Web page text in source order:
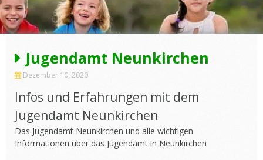
Jugendamt Neunkirchen
Dezember 10, 2020
Infos und Erfahrungen mit dem
Jugendamt Neunkirchen
Das Jugendamt Neunkirchen und alle wichtigen
Informationen über das Jugendamt in Neunkirchen